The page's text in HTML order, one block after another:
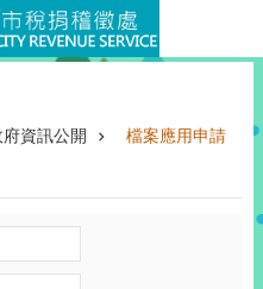
府資訊公開 檔案應用申請